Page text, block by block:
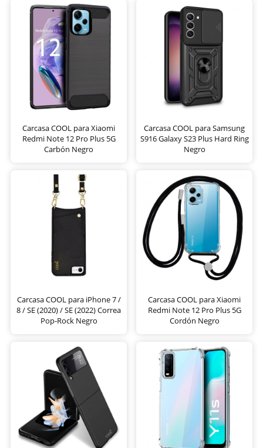
Carcasa COOL para Xiaomi
Redmi Note 12 Pro Plus 5G
Carbón Negro
Carcasa COOL para Samsung
S916 Galaxy S23 Plus Hard Ring
Negro
Carcasa COOL para iPhone 7 /
8 / SE (2020) / SE (2022) Correa
Pop-Rock Negro
Carcasa COOL para Xiaomi
Redmi Note 12 Pro Plus 5G
Cordón Negro